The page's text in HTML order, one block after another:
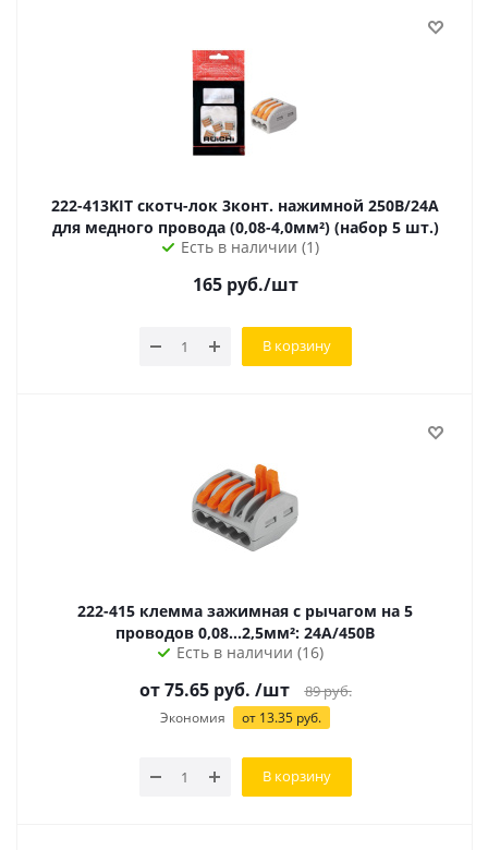
222-413KIT скотч-лок 3конт. нажимной 250В/24А
для медного провода (0,08-4,0мм²) (набор 5 шт.)
Есть в наличии (1)
165руб./шт
В корзину
222-415 клемма зажимная с рычагом на 5
проводов 0,08...2,5мм²: 24А/450В
Есть в наличии (16)
от75.65руб. /шт 89руб.
Экономия от 13.35 руб.
В корзину